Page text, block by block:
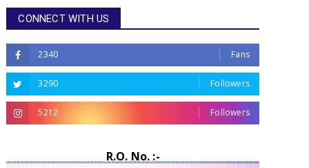
CONNECT WITH US
2340 Fans
3290 Followers
5212 Followers
R.O. No. :-